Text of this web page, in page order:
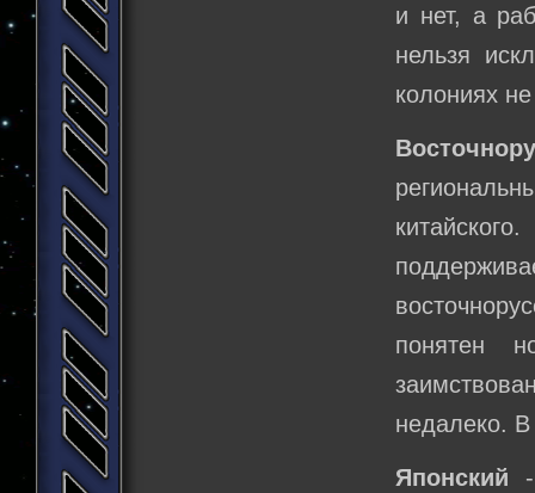
и нет, а
нельзя
колониях не
понятен
недалеко. В
Японский